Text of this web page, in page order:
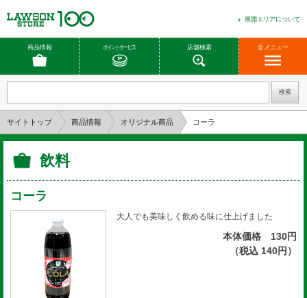
展開エリアについて
商品情報 ポイントサービス 店舗検索 全メニュー
サイトトップ 商品情報 オリジナル商品 コーラ
飲料
コーラ
大人でも美味しく飲める味に仕上げました
本体価格 130円
（税込 140円）